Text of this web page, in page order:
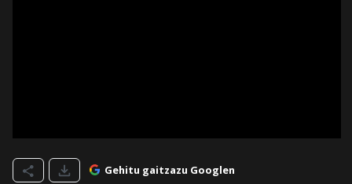
Gehitu gaitzazu Googlen